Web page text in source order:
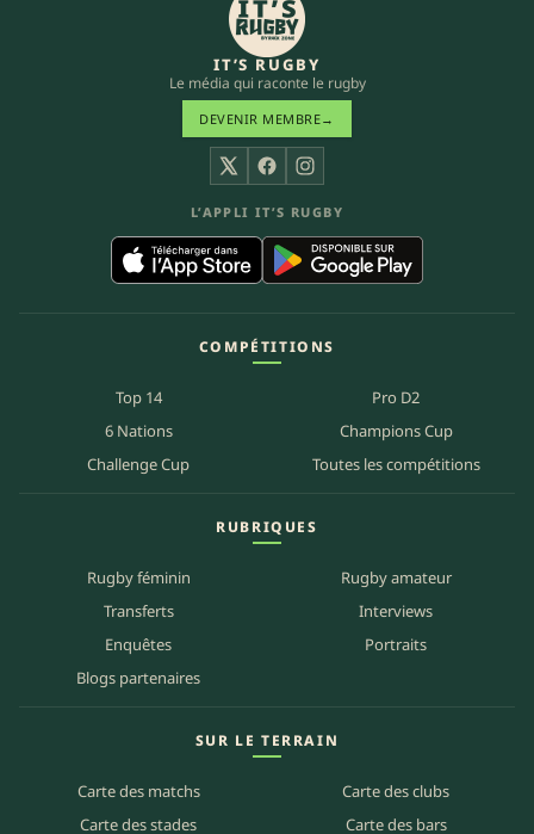
IT’S RUGBY
Le média qui raconte le rugby
DEVENIR MEMBRE→
X FacebookInstagram
L’APPLI IT’S RUGBY
COMPÉTITIONS
Top 14
Pro D2
6 Nations
Champions Cup
Challenge Cup
Toutes les compétitions
RUBRIQUES
Rugby féminin
Rugby amateur
Transferts
Interviews
Enquêtes
Portraits
Blogs partenaires
SUR LE TERRAIN
Carte des matchs
Carte des clubs
Carte des stades
Carte des bars